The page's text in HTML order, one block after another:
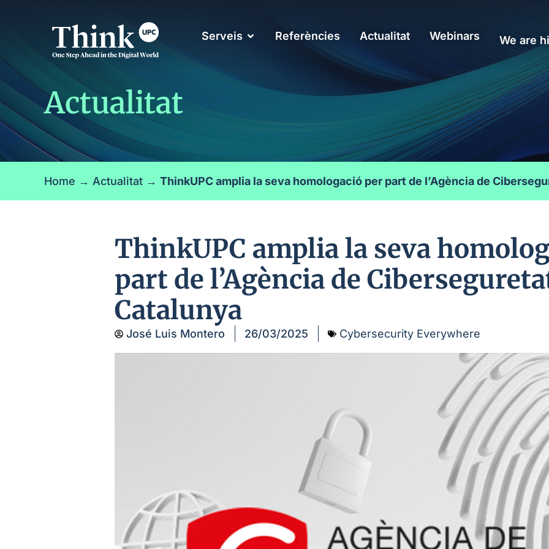
Serveis Referències Actualitat Webinars We are
Actualitat
Home → Actualitat → ThinkUPC amplia la seva homologació per part de l’Agència de
ThinkUPC amplia la seva
part de l’Agència de
Catalunya
José Luis Montero 26/03/2025 Cybersecurity Everywhere